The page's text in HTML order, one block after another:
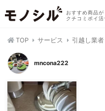
おすすめ商品が
クチコミポイ活
TOP サービス 引越し業者
mncona222